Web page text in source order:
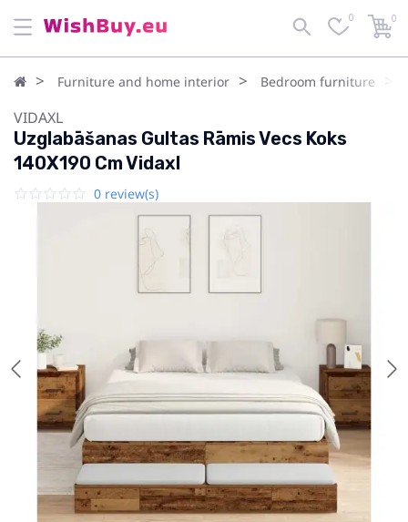
0 0
Furniture and home interior Bedroom furniture
VIDAXL
Uzglabāšanas Gultas Rāmis Vecs Koks
140X190 Cm Vidaxl
0 review(s)